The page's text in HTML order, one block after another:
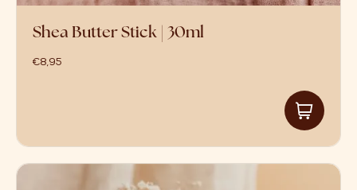
Shea Butter Stick | 30ml
€8,95